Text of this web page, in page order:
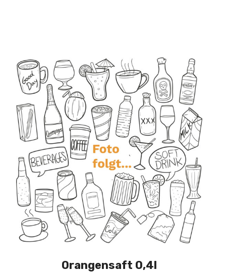
Orangensaft 0,4l